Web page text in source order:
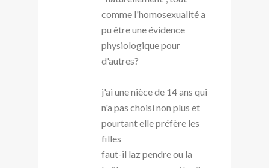
comme l'homosexualité a
pu être une évidence
physiologique pour
d'autres?
j'ai une nièce de 14 ans qui
n'a pas choisi non plus et
pourtant elle préfère les
filles
faut-il laz pendre ou la